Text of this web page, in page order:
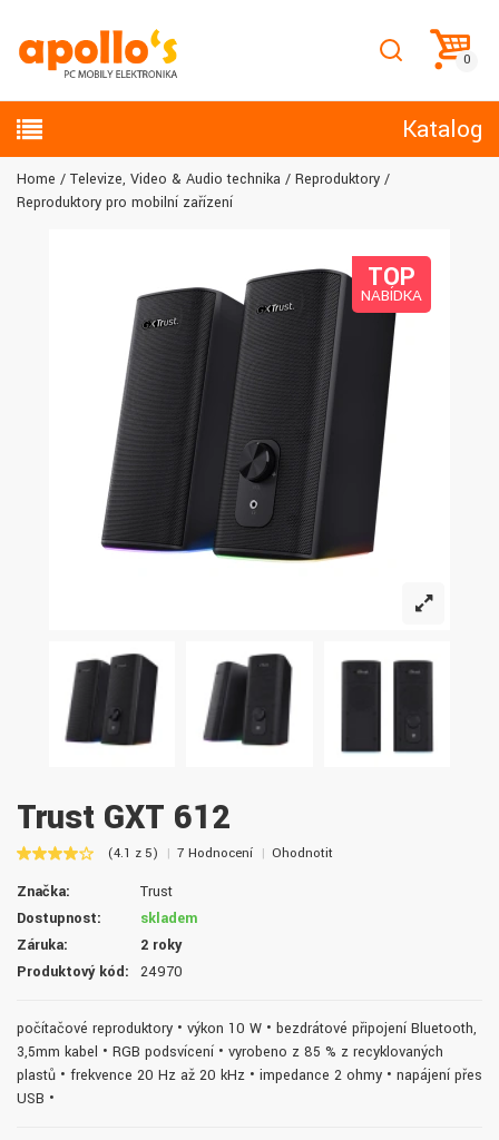
Katalog
Home Televize, Video & Audio technika
Reproduktory
Reproduktory pro mobilní zařízení
TOP
NABÍDKA
Trust GXT 612
(4.1 z 5) 7 Hodnocení Ohodnotit
Značka:
Trust
Dostupnost:
skladem
Záruka:
2 roky
Produktový kód:
24970
počítačové reproduktory • výkon 10 W • bezdrátové připojení Bluetooth,
3,5mm kabel • RGB podsvícení • vyrobeno z 85 % z recyklovaných
plastů • frekvence 20 Hz až 20 kHz • impedance 2 ohmy • napájení přes
USB •